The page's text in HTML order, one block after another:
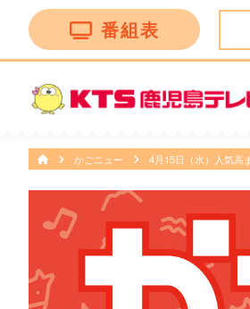
番組表
ビショッピング 5:00 ディーニー
かごニュー 4月15日（水）人気高